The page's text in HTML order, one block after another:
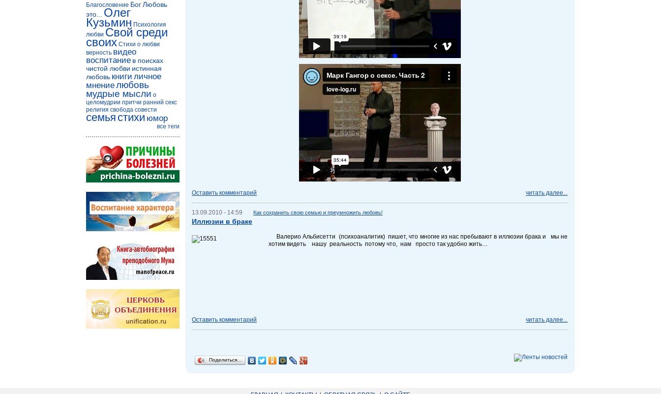
читать далее...
Оставить комментарий
13.09.2010 - 14:59 Как сохранить свою семью и преумножить любовь!
Иллюзии в браке
Валерио Альбисетти (психоаналитик) пишет, что многие из нас пребывают в иллюзии брака и мы не
хотим видеть нашу реальность потому что, нам просто так удобно жить…
читать далее...
Оставить комментарий
Поделиться…
Благословение БогЛюбовь
это...
Олег
Кузьмин Психология
любви Свой среди
своих Стихи о любви
верность видео
воспитание в поисках
чистой любви истинная
любовь книги личное
мнениелюбовь
мудрые мысли о
целомудрии притчи ранний секс
религия свобода совести
семья стихи юмор
все теги